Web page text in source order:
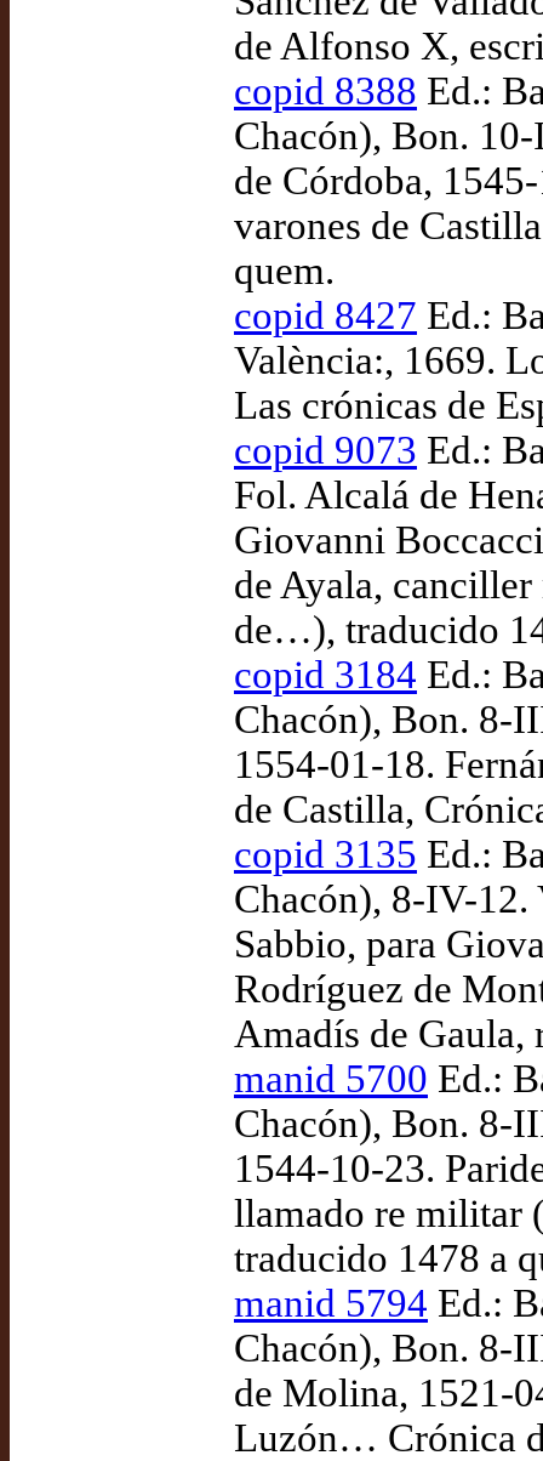
de Alfonso X,
copid 8388 Ed.:
Chacón), Bon.
de Córdoba,
varones de
quem.
copid 8427 Ed.:
València:, 1669.
Las crónicas de
copid 9073 Ed.:
Fol. Alcalá de
Giovanni
de Ayala,
de…), traducido
copid 3184 Ed.:
Chacón), Bon. 8-
1554-01-18.
de Castilla,
copid 3135 Ed.:
Chacón), 8-IV-
Sabbio, para
Rodríguez de
Amadís de
manid 5700 Ed.:
Chacón), Bon. 8-
1544-10-23.
llamado re militar
traducido 1478 a
manid 5794 Ed.:
Chacón), Bon. 8-
de Molina, 1521-
Luzón… Crónica